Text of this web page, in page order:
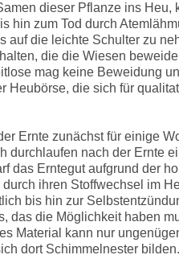
dieser Pflanze ins Heu,
hin zum Tod durch
auf die leichte Schulter zu
die die Wiesen
mag keine Beweidung
Heubörse, die sich für
Ernte zunächst für einige
durchlaufen nach der Ernte
das Erntegut aufgrund der
ihren Stoffwechsel im
bis hin zur
das die Möglichkeit haben
Material kann nur
dort Schimmelnester bilden.